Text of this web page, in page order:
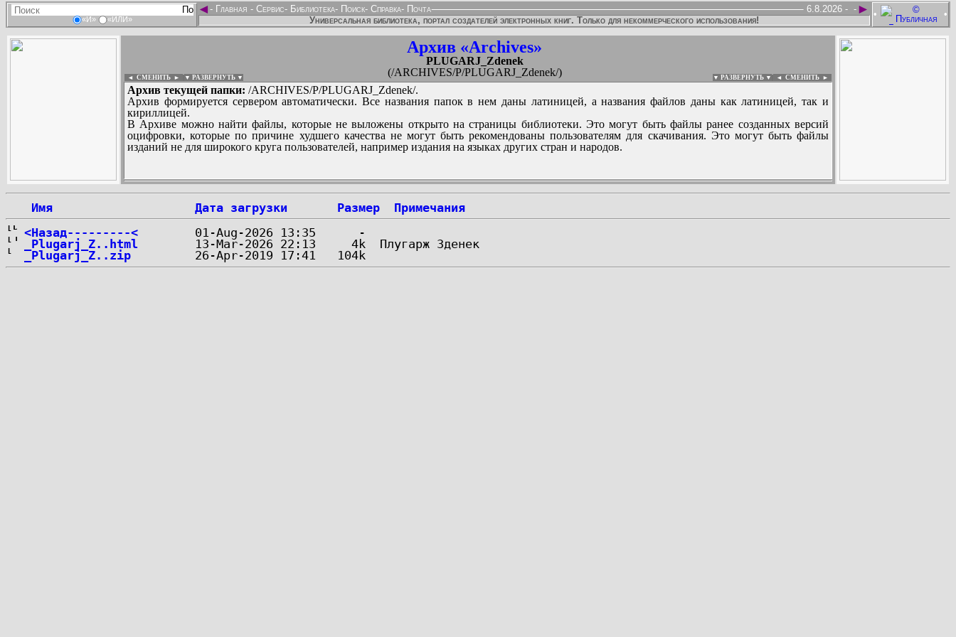
«И» «ИЛИ»
• •
◄ ►
- Главная - Сервис- Библиотека- Поиск- Справка- Почта -
6.8.2026 -
Универсальная библиотека, портал создателей электронных книг. Только для некоммерческого использования!
Архив «Archives»
PLUGARJ_Zdenek
(/ARCHIVES/P/PLUGARJ_Zdenek/)
◄ СМЕНИТЬ ► ▼ РАЗВЕРНУТЬ ▼ ▼ РАЗВЕРНУТЬ ▼ ◄ СМЕНИТЬ ►
Архив текущей папки: /ARCHIVES/P/PLUGARJ_Zdenek/.
Архив формируется сервером автоматически. Все названия папок в нем даны латиницей, а названия файлов даны как латиницей, так и
кириллицей.
В Архиве можно найти файлы, которые не выложены открыто на страницы библиотеки. Это могут быть файлы ранее созданных версий
оцифровки, которые по причине худшего качества не могут быть рекомендованы пользователям для скачивания. Это могут быть файлы
изданий не для широкого круга пользователей, например издания на языках других стран и народов.
:
...
Имя Дата загрузки Размер
Примечания
<Назад---------<
_Plugarj_Z..html
_Plugarj_Z..zip